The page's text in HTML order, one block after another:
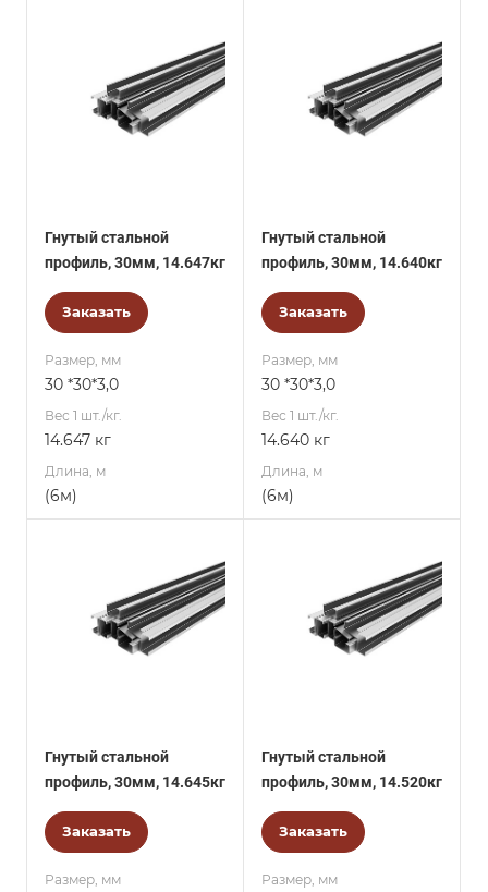
Гнутый стальной
профиль, 30мм, 14.647кг
Заказать
Размер, мм
30 *30*3,0
Вес 1 шт./кг.
14.647 кг
Длина, м
(6м)
Гнутый стальной
профиль, 30мм, 14.640кг
Заказать
Размер, мм
30 *30*3,0
Вес 1 шт./кг.
14.640 кг
Длина, м
(6м)
Гнутый стальной
профиль, 30мм, 14.645кг
Заказать
Размер, мм
Гнутый стальной
профиль, 30мм, 14.520кг
Заказать
Размер, мм